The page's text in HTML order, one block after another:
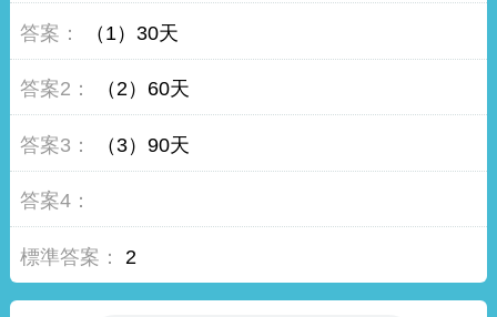
（1）30天
（2）60天
（3）90天
2